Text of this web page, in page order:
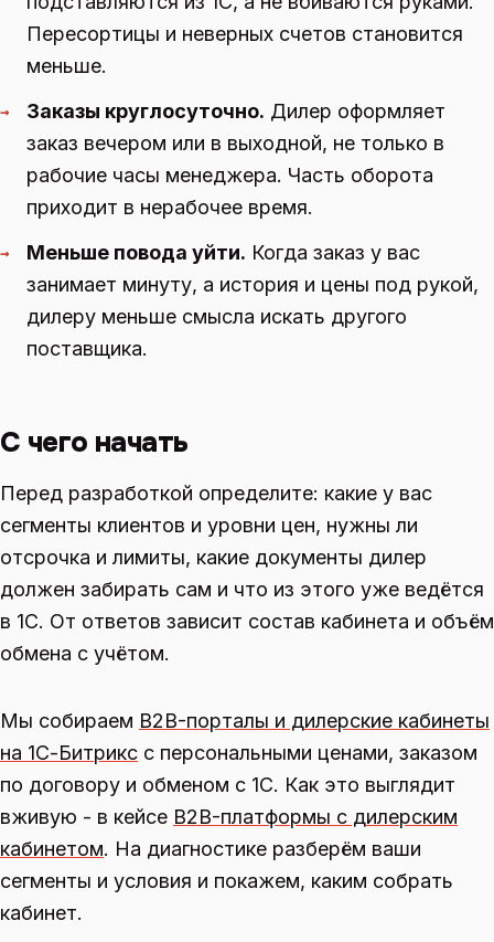
Пересортицы и неверных счетов становится
меньше.
→ Заказы круглосуточно. Дилер оформляет
заказ вечером или в выходной, не только в
рабочие часы менеджера. Часть оборота
приходит в нерабочее время.
→ Меньше повода уйти. Когда заказ у вас
занимает минуту, а история и цены под рукой,
дилеру меньше смысла искать другого
поставщика.
С чего начать
Перед разработкой определите: какие у вас
сегменты клиентов и уровни цен, нужны ли
отсрочка и лимиты, какие документы дилер
должен забирать сам и что из этого уже ведётся
в 1С. От ответов зависит состав кабинета и объём
обмена с учётом.
Мы собираем B2B-порталы и дилерские кабинеты
на 1С-Битрикс с персональными ценами, заказом
по договору и обменом с 1С. Как это выглядит
вживую - в кейсе B2B-платформы с дилерским
кабинетом. На диагностике разберём ваши
сегменты и условия и покажем, каким собрать
кабинет.